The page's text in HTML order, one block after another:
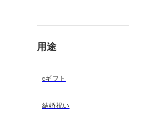
用途
eギフト
結婚祝い